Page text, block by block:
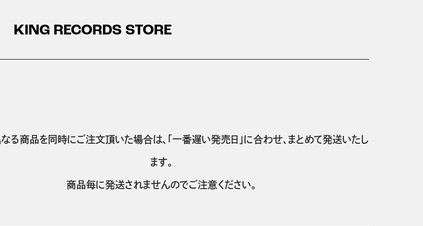
KING RECORDS STORE
る商品を同時にご注文頂いた場合は、「一番遅い発売日」に合わせ、まとめて発送いたし
ます。
商品毎に発送されませんのでご注意ください。